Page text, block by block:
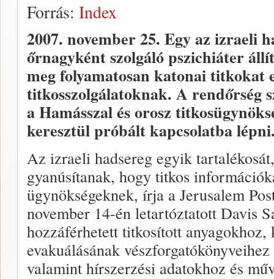
Forrás: Index
2007. november 25. Egy az izraeli
őrnagyként szolgáló pszichiáter
meg folyamatosan katonai
titkosszolgálatoknak. A
a Hamásszal és orosz
keresztül próbált kapcsolatba
Az izraeli hadsereg egyik
gyanúsítanak, hogy titkos
ügynökségeknek, írja a Jerusalem
november 14-én letartóztatott Davis
hozzáférhetett titkosított anyagokhoz,
evakuálásának
valamint hírszerzési adatokhoz és